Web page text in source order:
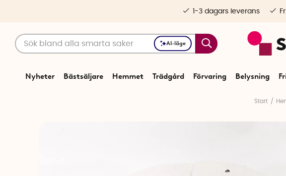
AI-läge
Nyheter Bästsäljare Hemmet Trädgård Förvaring Belysning
1-3 dagars leverans
Start